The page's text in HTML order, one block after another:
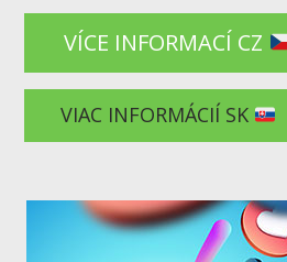
VÍCE INFORMACÍ CZ
VIAC INFORMÁCIÍ SK